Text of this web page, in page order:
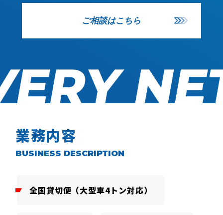
ご相談はこちら
業務内容
BUSINESS DESCRIPTION
全国貸切便（大型車4トン対応）